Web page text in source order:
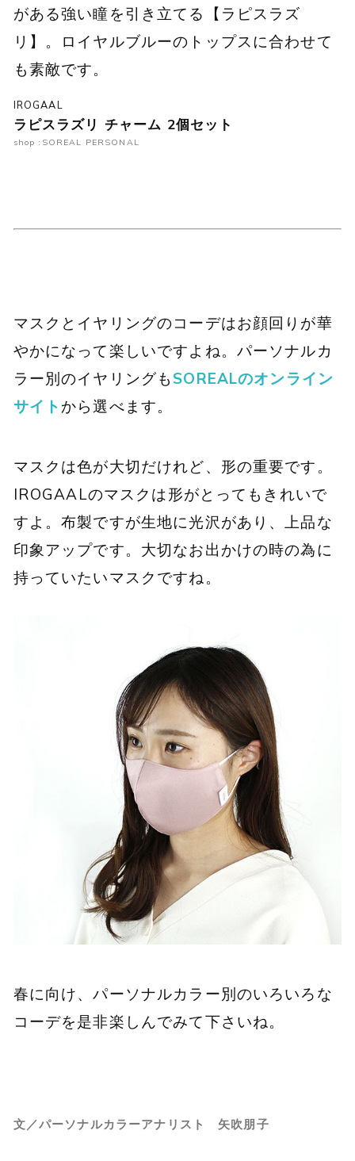
がある強い瞳を引き立てる【ラピスラズ
リ】。ロイヤルブルーのトップスに合わせて
も素敵です。
IROGAAL
ラピスラズリ チャーム 2個セット
shop :SOREAL PERSONAL
マスクとイヤリングのコーデはお顔回りが華
やかになって楽しいですよね。パーソナルカ
ラー別のイヤリングも SOREALのオンライン
サイト から選べます。
マスクは色が大切だけれど、形の重要です。
IROGAALのマスクは形がとってもきれいで
すよ。布製ですが生地に光沢があり、上品な
印象アップです。大切なお出かけの時の為に
持っていたいマスクですね。
春に向け、パーソナルカラー別のいろいろな
コーデを是非楽しんでみて下さいね。
文／パーソナルカラーアナリスト 矢吹朋子